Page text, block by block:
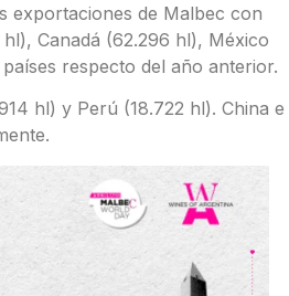
exportaciones de Malbec con
Canadá (62.296 hl), México
respecto del año anterior.
hl) y Perú (18.722 hl). China e